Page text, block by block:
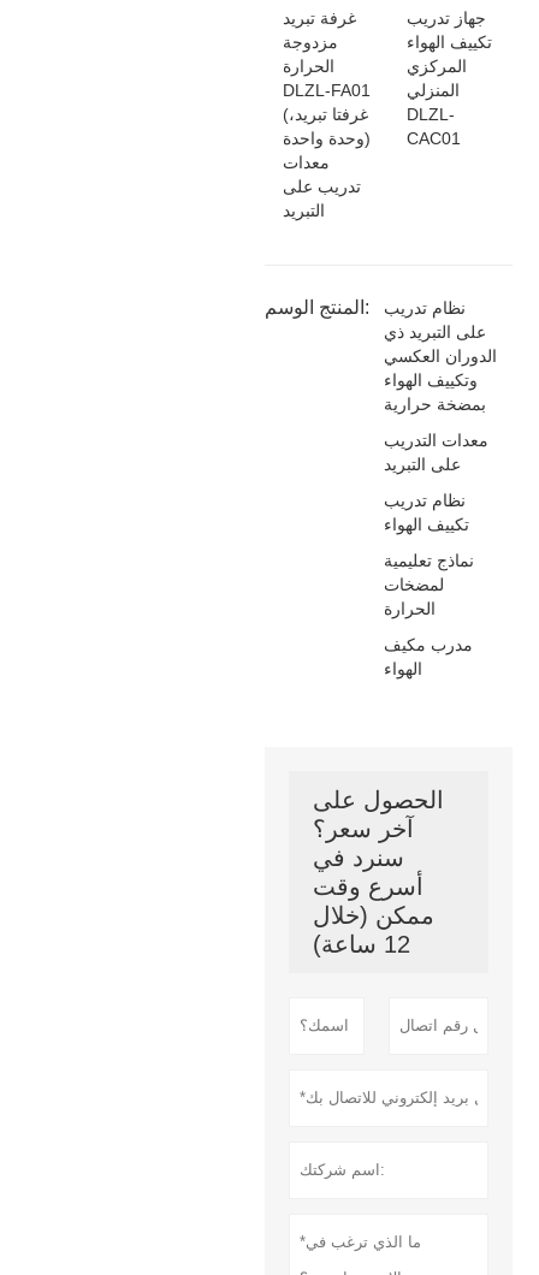
غرفة تبريد
مزدوجة
الحرارة
DLZL-FA01
(غرفتا تبريد،
وحدة واحدة)
معدات
تدريب على
التبريد
جهاز تدريب
تكييف الهواء
المركزي
المنزلي
DLZL-
CAC01
المنتج الوسم:
نظام تدريب
على التبريد ذي
الدوران العكسي
وتكييف الهواء
بمضخة حرارية
معدات التدريب
على التبريد
نظام تدريب
تكييف الهواء
نماذج تعليمية
لمضخات
الحرارة
مدرب مكيف
الهواء
الحصول على
آخر سعر؟
سنرد في
أسرع وقت
ممكن (خلال
12 ساعة)